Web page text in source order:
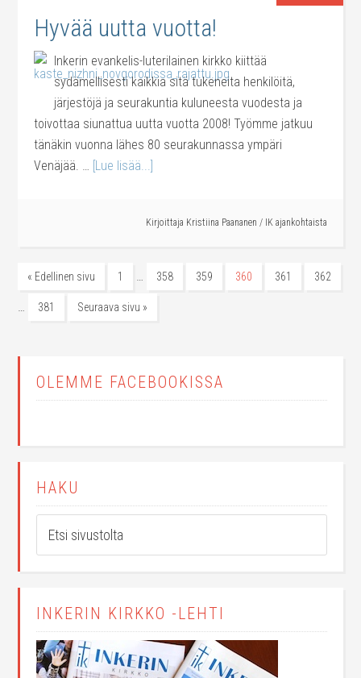
Hyvää uutta vuotta!
Inkerin evankelis-luterilainen kirkko kiittää
sydämellisesti kaikkia sitä tukeneita henkilöitä,
järjestöjä ja seurakuntia kuluneesta vuodesta ja
toivottaa siunattua uutta vuotta 2008! Työmme jatkuu
tänäkin vuonna lähes 80 seurakunnassa ympäri
Venäjää. … [Lue lisää...]
Kirjoittaja Kristiina Paananen / IK ajankohtaista
« Edellinen sivu 1 … 358 359 360 361 362
… 381 Seuraava sivu »
OLEMME FACEBOOKISSA
HAKU
INKERIN KIRKKO -LEHTI